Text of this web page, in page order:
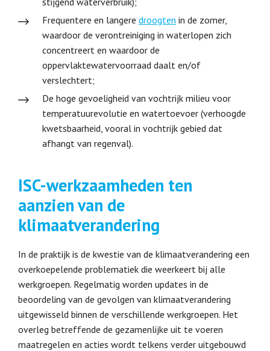
Frequentere en langere droogten in de zomer,
waardoor de verontreiniging in waterlopen zich
concentreert en waardoor de
oppervlaktewatervoorraad daalt en/of
verslechtert;
De hoge gevoeligheid van vochtrijk milieu voor
temperatuurevolutie en watertoevoer (verhoogde
kwetsbaarheid, vooral in vochtrijk gebied dat
afhangt van regenval).
ISC-werkzaamheden ten
aanzien van de
klimaatverandering
In de praktijk is de kwestie van de klimaatverandering een
overkoepelende problematiek die weerkeert bij alle
werkgroepen. Regelmatig worden updates in de
beoordeling van de gevolgen van klimaatverandering
uitgewisseld binnen de verschillende werkgroepen. Het
overleg betreffende de gezamenlijke uit te voeren
maatregelen en acties wordt telkens verder uitgebouwd